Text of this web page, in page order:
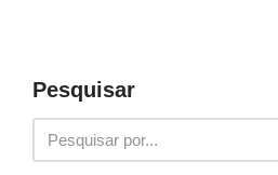
Pesquisar